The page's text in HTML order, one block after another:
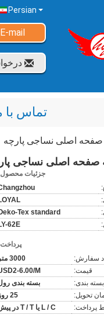
Persian
mail
تماس با
صفحه اصلی نساجی پارچه
صفحه اصلی نساجی
جزئیات
Tex standard
62E
سفارش:
3000 متر
قیمت:
6.00/M
بندی:
بسته بندی
تحویل:
25 روز
پرداخت:
L / C یا T / T در پیش